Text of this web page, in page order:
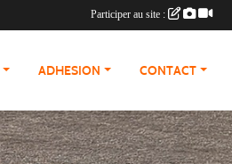
ADHESION CONTACT
Participer au site :